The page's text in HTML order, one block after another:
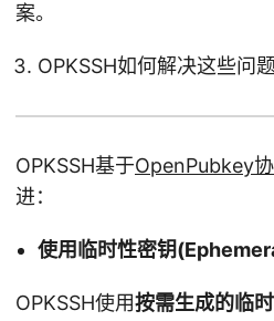
案。
OPKSSH如何解决这些问题
OPKSSH基于OpenPubkey
进：
使用临时性密钥
OPKSSH使用按需生成的临